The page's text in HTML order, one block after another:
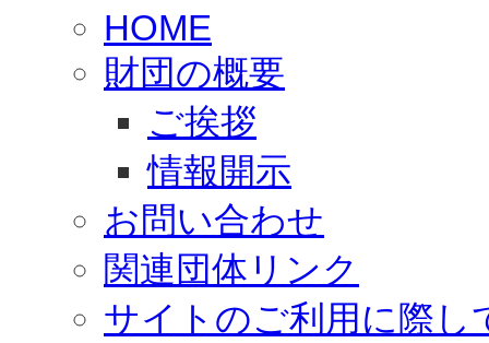
HOME
財団の概要
ご挨拶
情報開示
お問い合わせ
関連団体リンク
サイトのご利用に際し